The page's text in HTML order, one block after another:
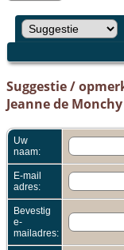
Suggestie /
Jeanne de Monchy
Uw
naam:
E-mail
adres:
Bevestig
e-
mailadres: